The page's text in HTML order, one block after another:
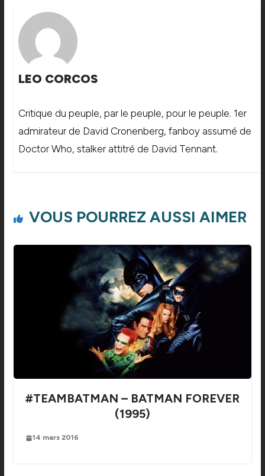
LEO CORCOS
Critique du peuple, par le peuple, pour le peuple. 1er
admirateur de David Cronenberg, fanboy assumé de
Doctor Who, stalker attitré de David Tennant.
VOUS POURREZ AUSSI AIMER
#TEAMBATMAN – BATMAN FOREVER
(1995)
14 mars 2016